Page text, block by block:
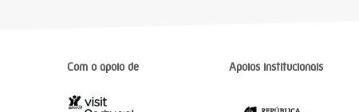
Com o apoio de Apoios institucionais